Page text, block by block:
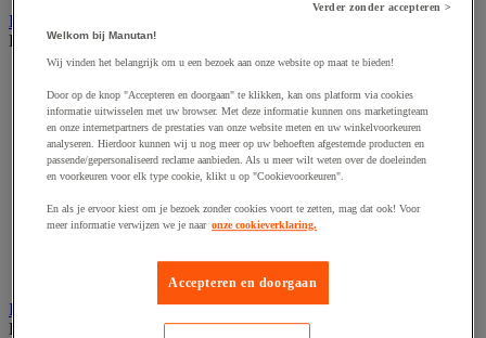
Industriële en magazijnstellingen
Bekijk de hele productgroep
Draagarmstelling voor lange lasten
Entresol voor magazijn
Lichte stelling
Middelzware stelling
Palletstelling
Stelling voor detail- en groothandel
Stellingen voor de automobielindustrie
Industriële mat, tegel en rooster
Bekijk de hele productgroep
Verder zonder accepteren >
Welkom bij Manutan!
Wij vinden het belangrijk om u een bezoek aan onze website op maat te bieden!
Door op de knop "Accepteren en doorgaan" te klikken, kan ons platform via cookies
informatie uitwisselen met uw browser. Met deze informatie kunnen ons marketingteam
en onze internetpartners de prestaties van onze website meten en uw winkelvoorkeuren
analyseren. Hierdoor kunnen wij u nog meer op uw behoeften afgestemde producten en
passende/gepersonaliseerd reclame aanbieden. Als u meer wilt weten over de doeleinden
en voorkeuren voor elk type cookie, klikt u op "Cookievoorkeuren".
En als je ervoor kiest om je bezoek zonder cookies voort te zetten, mag dat ook! Voor
meer informatie verwijzen we je naar onze cookieverklaring.
Accepteren en doorgaan